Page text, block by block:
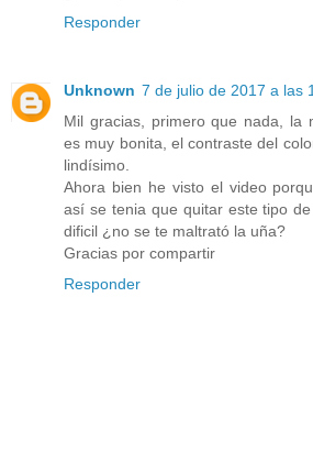
Responder
Unknown 7 de julio de 2017 a las
Mil gracias, primero que nada, la
es muy bonita, el contraste del
lindísimo.
Ahora bien he visto el video
así se tenia que quitar este tipo
dificil ¿no se te maltrató la uña?
Gracias por compartir
Responder